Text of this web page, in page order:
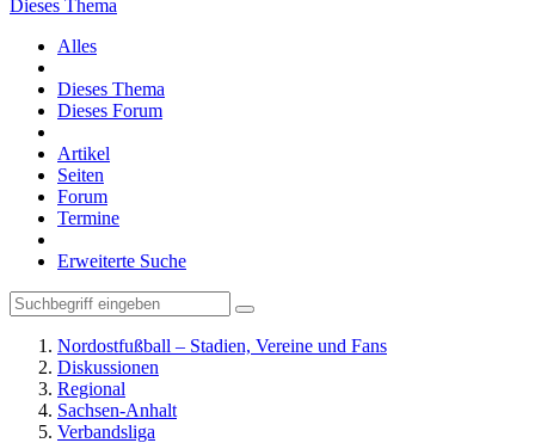
Dieses Thema
Alles
Dieses Thema
Dieses Forum
Artikel
Seiten
Forum
Termine
Erweiterte Suche
Nordostfußball – Stadien, Vereine und Fans
Diskussionen
Regional
Sachsen-Anhalt
Verbandsliga